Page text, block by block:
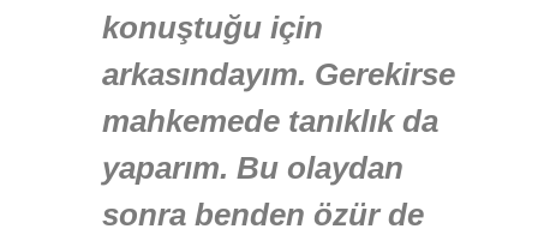
konuştuğu için
arkasındayım. Gerekirse
mahkemede tanıklık da
yaparım. Bu olaydan
sonra benden özür de